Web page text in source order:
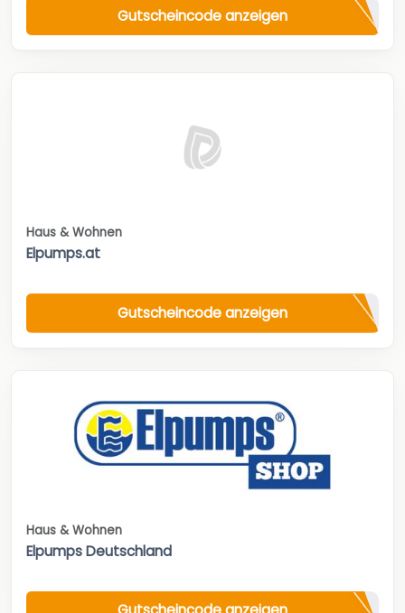
Gutscheincode anzeigen
Haus & Wohnen
Elpumps.at
Gutscheincode anzeigen
Haus & Wohnen
Elpumps Deutschland